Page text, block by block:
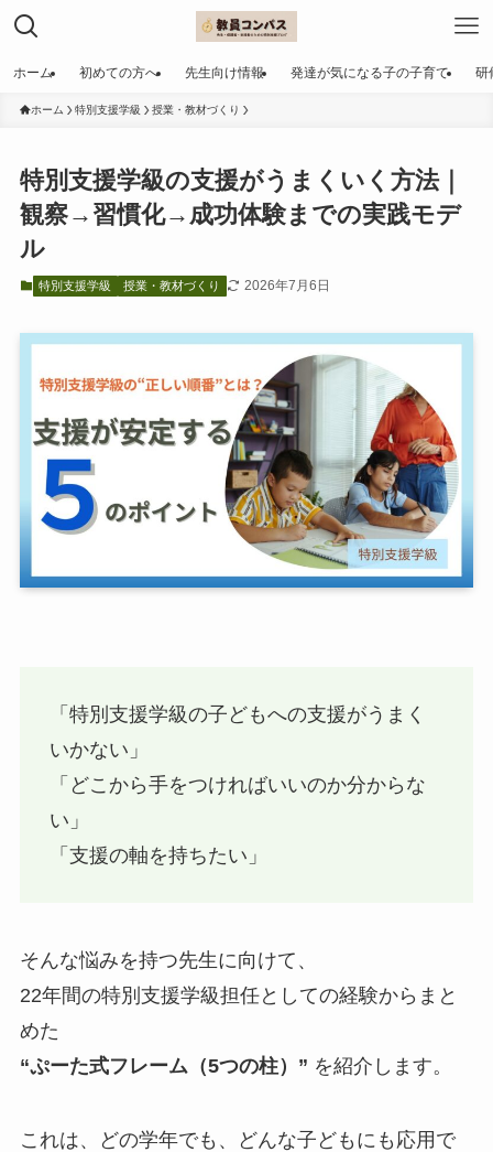
ホーム 初めての方へ 先生向け情報 発達が気になる子の子育て 研
ホーム 特別支援学級 授業・教材づくり
特別支援学級の支援がうまくいく方法｜
観察→習慣化→成功体験までの実践モデ
ル
特別支援学級 授業・教材づくり 2026年7月6日
「特別支援学級の子どもへの支援がうまく
いかない」
「どこから手をつければいいのか分からな
い」
「支援の軸を持ちたい」
そんな悩みを持つ先生に向けて、
22年間の特別支援学級担任としての経験からまと
めた
“ぷーた式フレーム（5つの柱）” を紹介します。
これは、どの学年でも、どんな子どもにも応用で